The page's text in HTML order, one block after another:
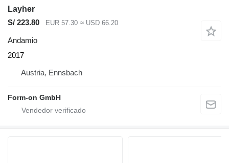
Layher
S/ 223.80
EUR 57.30 ≈ USD 66.20
Andamio
2017
Austria, Ennsbach
Form-on GmbH